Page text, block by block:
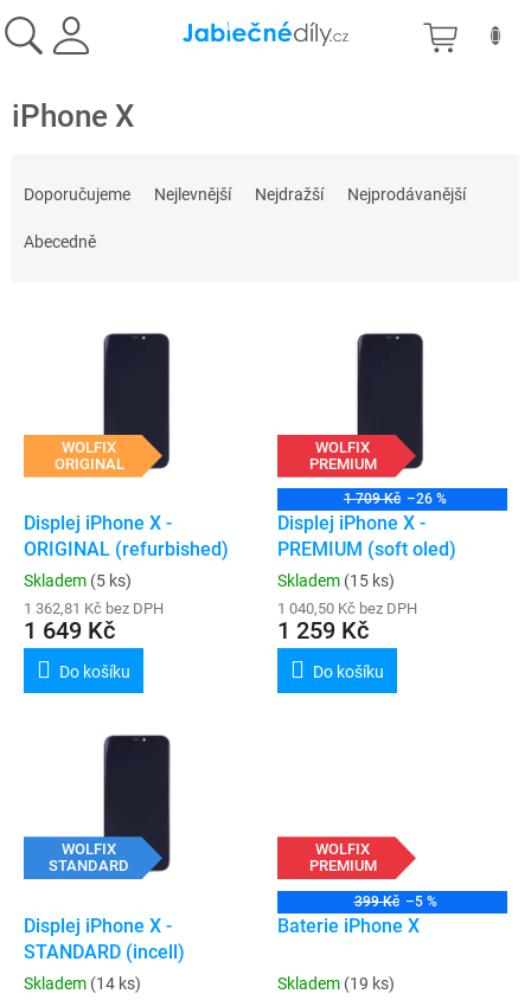
na
obsah
iPhone X
Doporučujeme Nejlevnější Nejdražší Nejprodávanější
Abecedně
WOLFIX
ORIGINAL
Displej iPhone X -
ORIGINAL (refurbished)
Skladem (5 ks)
1 362,81 Kč bez DPH
1 649 Kč
Do košíku
WOLFIX
PREMIUM
1 709 Kč –26 %
Displej iPhone X -
PREMIUM (soft oled)
Skladem (15 ks)
1 040,50 Kč bez DPH
1 259 Kč
Do košíku
WOLFIX
STANDARD
Displej iPhone X -
STANDARD (incell)
Skladem (14 ks)
WOLFIX
PREMIUM
399 Kč –5 %
Baterie iPhone X
Skladem (19 ks)